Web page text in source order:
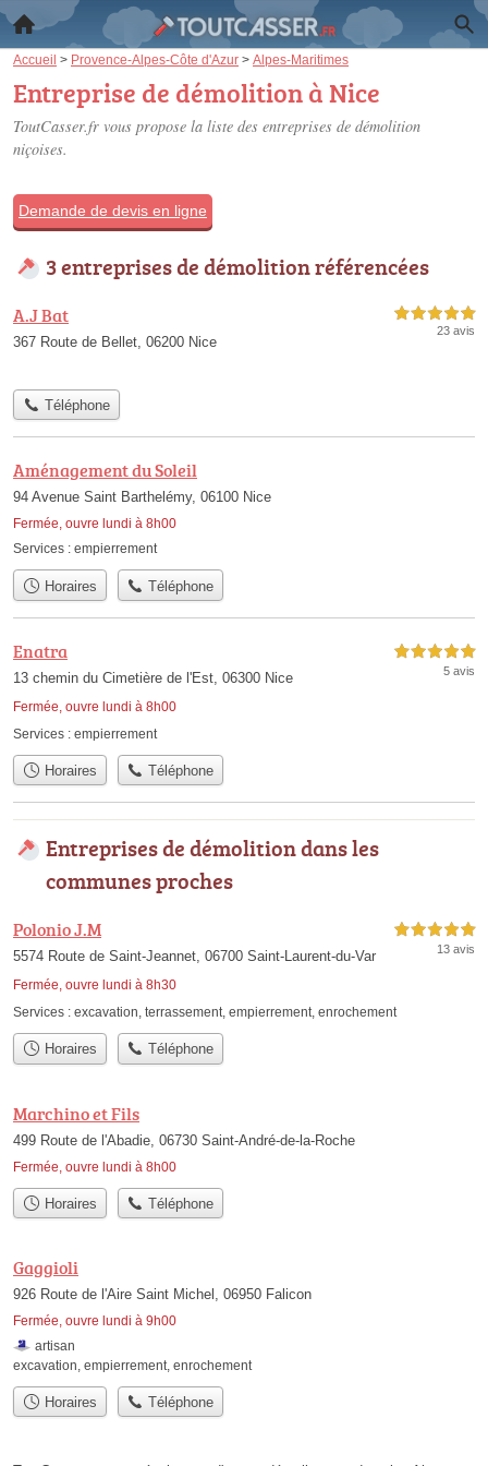
Accueil > Provence-Alpes-Côte d'Azur > Alpes-Maritimes
Entreprise de démolition à Nice
ToutCasser.fr vous propose la liste des entreprises de démolition
niçoises.
Demande de devis en ligne
3 entreprises de démolition référencées
A.J Bat
367 Route de Bellet, 06200 Nice
5,0 étoiles sur 5
23 avis
Téléphone
Aménagement du Soleil
94 Avenue Saint Barthelémy, 06100 Nice
Fermée, ouvre lundi à 8h00
Services : empierrement
Horaires Téléphone
Enatra
13 chemin du Cimetière de l'Est, 06300 Nice
Fermée, ouvre lundi à 8h00
5,0 étoiles sur 5
5 avis
Services : empierrement
Horaires Téléphone
Entreprises de démolition dans les
communes proches
Polonio J.M
5574 Route de Saint-Jeannet, 06700 Saint-Laurent-du-Var
Fermée, ouvre lundi à 8h30
5,0 étoiles sur 5
13 avis
Services : excavation, terrassement, empierrement, enrochement
Horaires Téléphone
Marchino et Fils
499 Route de l'Abadie, 06730 Saint-André-de-la-Roche
Fermée, ouvre lundi à 8h00
Horaires Téléphone
Gaggioli
926 Route de l'Aire Saint Michel, 06950 Falicon
Fermée, ouvre lundi à 9h00
artisan
excavation, empierrement, enrochement
Horaires Téléphone